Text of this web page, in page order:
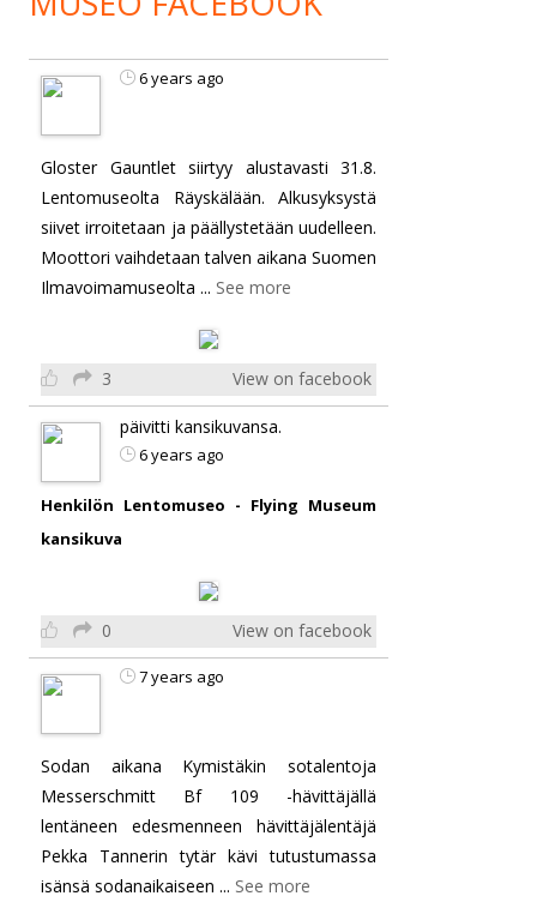
6 years ago
Gloster Gauntlet siirtyy alustavasti 31.8.
Lentomuseolta Räyskälään. Alkusyksystä
siivet irroitetaan ja päällystetään uudelleen.
Moottori vaihdetaan talven aikana Suomen
Ilmavoimamuseolta ... See more
3 View on facebook
päivitti kansikuvansa.
6 years ago
Henkilön Lentomuseo - Flying Museum
kansikuva
0 View on facebook
7 years ago
Sodan aikana Kymistäkin sotalentoja
Messerschmitt Bf 109 -hävittäjällä
lentäneen edesmenneen hävittäjälentäjä
Pekka Tannerin tytär kävi tutustumassa
isänsä sodanaikaiseen ... See more